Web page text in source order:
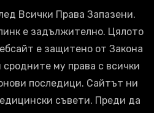
Всички Права Запазени.
е задължително. Цялото
е защитено от Закона
сродните му права с всички
последици. Сайтът ни
съвети. Преди да